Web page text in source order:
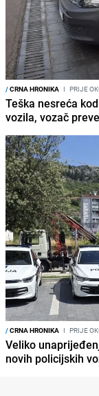
/CRNA HRONIKA I PRIJE
Teška nesreća
vozila, vozač
/CRNA HRONIKA I PRIJE
Veliko
novih policijskih